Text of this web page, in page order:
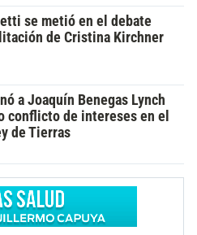
se metió en el debate
de Cristina Kirchner
a Joaquín Benegas Lynch
conflicto de intereses en el
de Tierras